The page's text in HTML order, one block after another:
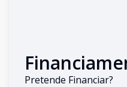
Pretende Financiar?